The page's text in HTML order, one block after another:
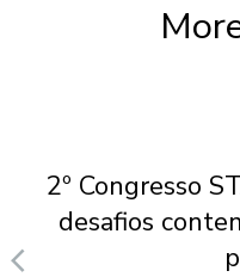
2º Congresso
desafios